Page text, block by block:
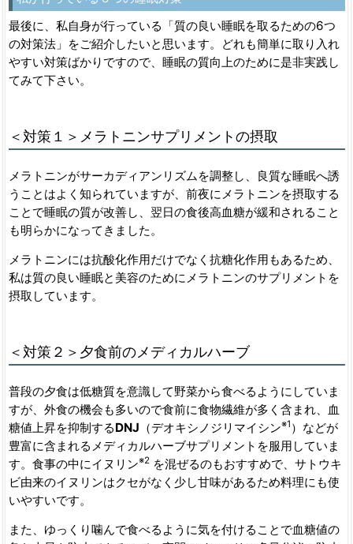
最後に、私自身が行っている「質の良い睡眠を取るための6つ
の対策法」をご紹介したいと思います。どれも簡単に取り入れ
やすい対策ばかりですので、睡眠の質向上のために是非実践し
てみて下さい。
＜対策１＞メラトニンサプリメントの摂取
メラトニンがサーカディアンリズムを調整し、良質な睡眠へ誘
うことはよく知られていますが、前夜にメラトニンを摂取する
ことで睡眠の質が改善し、翌日の食後高血糖が緩和されること
も明らかになってきました。
メラトニンには抗酸化作用だけでなく抗糖化作用もあるため、
私は質の良い睡眠と美容のためにメラトニンのサプリメントを
摂取しています。
＜対策２＞夕食前のメディカルハーブ
普段の夕食は低糖質を意識して野菜から食べるようにしていま
すが、外食の機会も多いので食前に食物繊維が多く含まれ、血
糖値上昇を抑制するDNJ （デオキシノジリマイシン※1 ）などが
豊富に含まれるメディカルハーブサプリメントを服用していま
す。食事の中にイヌリン※2を混ぜるのもおすすめで、サトウキ
ビ由来のイヌリンはクセがなく少し甘味があるため料理にも使
いやすいです。
また、ゆっくり噛んで食べるように気を付けることで血糖値の